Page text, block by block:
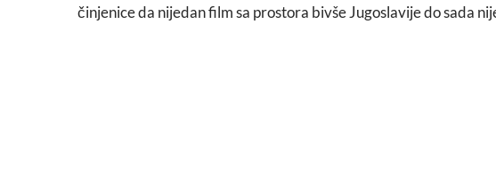
činjenice da nijedan film sa prostora bivše Jugoslavije do sada